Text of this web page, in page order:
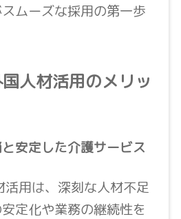
ムーズな採用の第一歩
人材活用のメリッ
安定した介護サービス
用は、深刻な人材不足
定化や業務の継続性を